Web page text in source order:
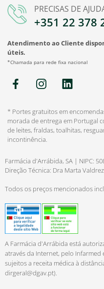
PRECISAS DE
+351 22 378
Atendimento ao Cliente
úteis.
*Chamada para rede fixa nacional
* Portes gratuitos em
morada de entrega em Portugal
de leites, fraldas, toalhitas,
incontinência.
Farmácia d'Arrábida, SA | NIPC:
Direção Técnica: Dra Marta Valdrez
Todos os preços mencionados
A Farmácia d'Arrábida está
através da Internet, pelo
sujeitos a receita médica à
dirgeral@dgav.pt).